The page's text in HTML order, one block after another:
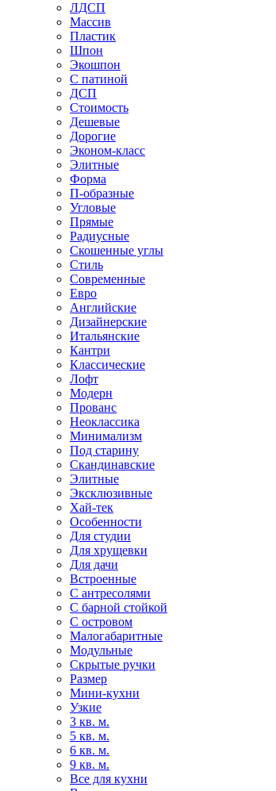
ЛДСП
Массив
Пластик
Шпон
Экошпон
С патиной
ДСП
Стоимость
Дешевые
Дорогие
Эконом-класс
Элитные
Форма
П-образные
Угловые
Прямые
Радиусные
Скошенные углы
Стиль
Современные
Евро
Английские
Дизайнерские
Итальянские
Кантри
Классические
Лофт
Модерн
Прованс
Неоклассика
Минимализм
Под старину
Скандинавские
Элитные
Эксклюзивные
Хай-тек
Особенности
Для студии
Для хрущевки
Для дачи
Встроенные
С антресолями
С барной стойкой
С островом
Малогабаритные
Модульные
Скрытые ручки
Размер
Мини-кухни
Узкие
3 кв. м.
5 кв. м.
6 кв. м.
9 кв. м.
Все для кухни